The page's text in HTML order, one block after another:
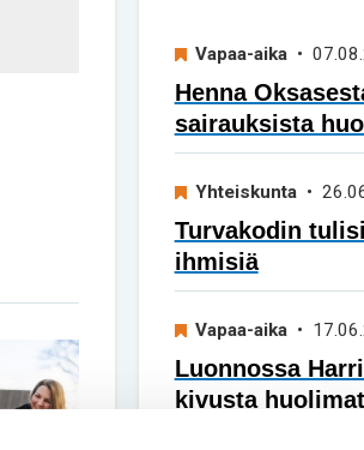
Vapaa-aika•
Henna
sairauksista
Yhteiskunta•
Turvakodin
ihmisiä
Vapaa-aika•
Luonnossa
kivusta